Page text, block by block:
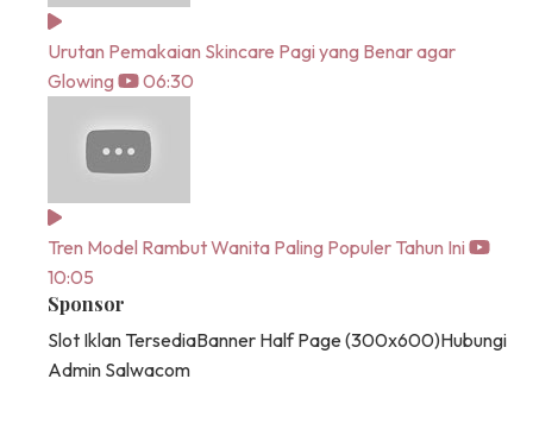
Urutan Pemakaian Skincare Pagi yang Benar agar
Glowing
06:30
Tren Model Rambut Wanita Paling Populer Tahun Ini
10:05
Sponsor
Slot Iklan TersediaBanner Half Page (300x600)Hubungi
Admin Salwacom